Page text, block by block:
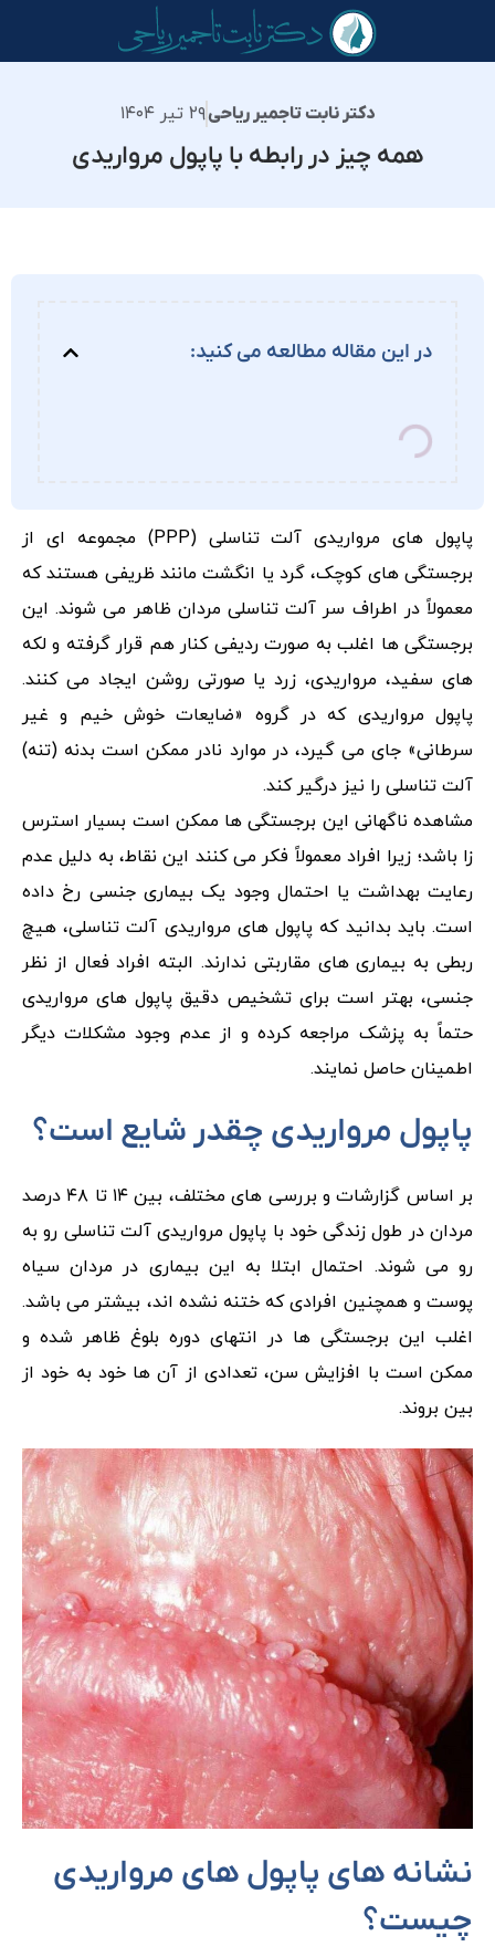
دکتر نابت تاجمیر ریاحی۲۹ تیر ۱۴۰۴
همه چیز در رابطه با پاپول مرواریدی
در این مقاله مطالعه می کنید:
پاپول‌ های مرواریدی آلت تناسلی (PPP) مجموعه‌ ای از
برجستگی‌ های کوچک، گرد یا انگشت مانند ظریفی هستند که
معمولاً در اطراف سر آلت تناسلی مردان ظاهر می شوند. این
برجستگی‌ ها اغلب به صورت ردیفی کنار هم قرار گرفته و لکه‌
های سفید، مرواریدی، زرد یا صورتی روشن ایجاد می کنند.
پاپول مرواریدی که در گروه «ضایعات خوش خیم و غیر
سرطانی» جای می گیرد، در موارد نادر ممکن است بدنه (تنه)
آلت تناسلی را نیز درگیر کند.
مشاهده ناگهانی این برجستگی‌ ها ممکن است بسیار استرس
زا باشد؛ زیرا افراد معمولاً فکر می کنند این نقاط، به دلیل عدم
رعایت بهداشت یا احتمال وجود یک بیماری جنسی رخ داده
است. باید بدانید که پاپول‌ های مرواریدی آلت تناسلی، هیچ
ربطی به بیماری‌ های مقاربتی ندارند. البته افراد فعال از نظر
جنسی، بهتر است برای تشخیص دقیق پاپول‌ های مرواریدی
حتماً به پزشک مراجعه کرده و از عدم وجود مشکلات دیگر
اطمینان حاصل نمایند.
پاپول مرواریدی چقدر شایع است؟
بر اساس گزارشات و بررسی‌ های مختلف، بین ۱۴ تا ۴۸ درصد
مردان در طول زندگی خود با پاپول‌ مرواریدی آلت تناسلی رو به‌
رو می شوند. احتمال ابتلا به این بیماری در مردان سیاه
پوست و همچنین افرادی که ختنه نشده‌ اند، بیشتر می باشد.
اغلب این برجستگی‌ ها در انتهای دوره بلوغ ظاهر شده و
ممکن است با افزایش سن، تعدادی از آن ها خود به خود از
بین بروند.
نشانه های پاپول های مرواریدی
چیست؟